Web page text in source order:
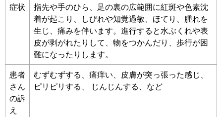
症状
指先や手のひら、足の裏の広範囲に紅斑や色素沈
着が起こり、しびれや知覚過敏、ほてり、腫れを
生じ、痛みを伴います。進行すると水ぶくれや表
皮が剥がれたりして、物をつかんだり、歩行が困
難になったりします。
患者
さん
の訴
え
むずむずする、痛痒い、皮膚が突っ張った感じ、
ピリピリする、 じんじんする、など